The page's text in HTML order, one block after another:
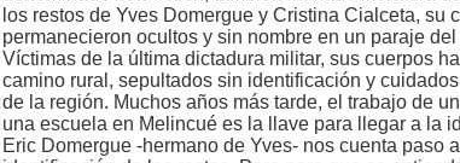
los restos de Yves Domergue y Cristina Cialceta, su
permanecieron ocultos y sin nombre en un paraje
Víctimas de la última dictadura militar, sus cuerpos
camino rural, sepultados sin identificación y
de la región. Muchos años más tarde, el trabajo de
una escuela en Melincué es la llave para llegar a la
Eric Domergue -hermano de Yves- nos cuenta paso